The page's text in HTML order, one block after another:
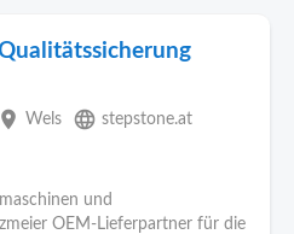
place Wels language stepstone.at
und
OEM-Lieferpartner für die